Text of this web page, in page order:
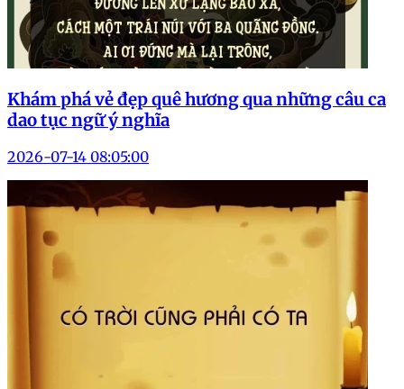
Khám phá vẻ đẹp quê hương qua những câu ca
dao tục ngữ ý nghĩa
2026-07-14 08:05:00